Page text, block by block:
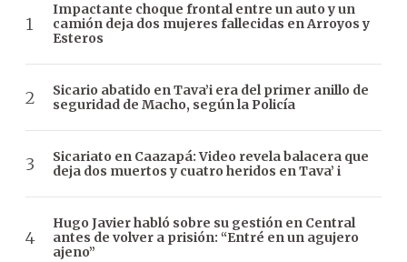
Impactante choque frontal entre un auto y un
camión deja dos mujeres fallecidas en Arroyos y
Esteros
Sicario abatido en Tava’i era del primer anillo de
seguridad de Macho, según la Policía
Sicariato en Caazapá: Video revela balacera que
deja dos muertos y cuatro heridos en Tava’ i
Hugo Javier habló sobre su gestión en Central
antes de volver a prisión: “Entré en un agujero
ajeno”